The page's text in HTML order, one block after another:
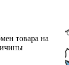
товара на